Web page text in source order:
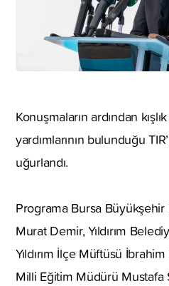
Konuşmaların ardından
yardımlarının bulunduğu
uğurlandı.
Programa Bursa
Murat Demir, Yıldırım
Yıldırım İlçe Müftüsü
Milli Eğitim Müdürü Mustafa